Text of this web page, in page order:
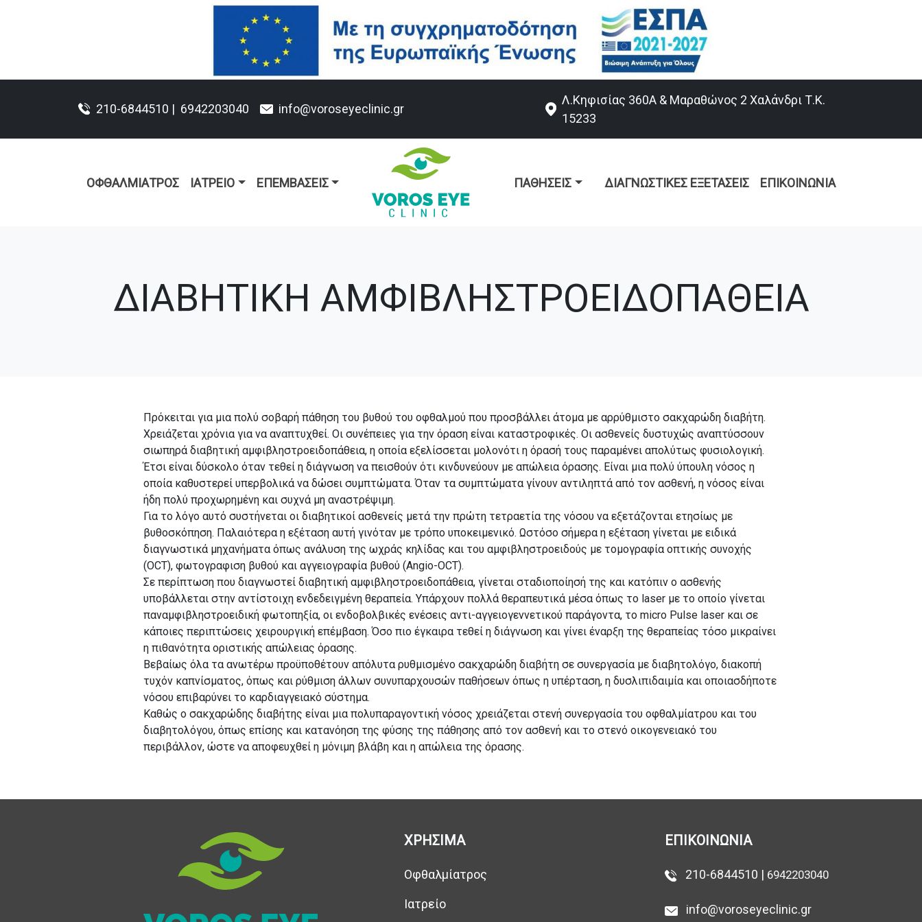
210-6844510 | 6942203040 info@voroseyeclinic.gr
Λ.Κηφισίας 360Α & Μαραθώνος 2 Χαλάνδρι Τ.Κ.
15233
ΟΦΘΑΛΜΊΑΤΡΟΣ ΙΑΤΡΕΊΟ ΕΠΕΜΒΆΣΕΙΣ ΠΑΘΉΣΕΙΣ ΔΙΑΓΝΩΣΤΙΚΈΣ ΕΞΕΤΆΣΕΙΣ ΕΠΙΚΟΙΝΩΝΊΑ
ΔΙΑΒΗΤΙΚΗ ΑΜΦΙΒΛΗΣΤΡΟΕΙΔΟΠΑΘΕΙΑ
Πρόκειται για μια πολύ σοβαρή πάθηση του βυθού του οφθαλμού που προσβάλλει άτομα με αρρύθμιστο σακχαρώδη διαβήτη.
Χρειάζεται χρόνια για να αναπτυχθεί. Οι συνέπειες για την όραση είναι καταστροφικές. Οι ασθενείς δυστυχώς αναπτύσσουν
σιωπηρά διαβητική αμφιβληστροειδοπάθεια, η οποία εξελίσσεται μολονότι η όρασή τους παραμένει απολύτως φυσιολογική.
Έτσι είναι δύσκολο όταν τεθεί η διάγνωση να πεισθούν ότι κινδυνεύουν με απώλεια όρασης. Είναι μια πολύ ύπουλη νόσος η
οποία καθυστερεί υπερβολικά να δώσει συμπτώματα. Όταν τα συμπτώματα γίνουν αντιληπτά από τον ασθενή, η νόσος είναι
ήδη πολύ προχωρημένη και συχνά μη αναστρέψιμη.
Για το λόγο αυτό συστήνεται οι διαβητικοί ασθενείς μετά την πρώτη τετραετία της νόσου να εξετάζονται ετησίως με
βυθοσκόπηση. Παλαιότερα η εξέταση αυτή γινόταν με τρόπο υποκειμενικό. Ωστόσο σήμερα η εξέταση γίνεται με ειδικά
διαγνωστικά μηχανήματα όπως ανάλυση της ωχράς κηλίδας και του αμφιβληστροειδούς με τομογραφία οπτικής συνοχής
(OCT), φωτογραφιση βυθού και αγγειογραφία βυθού (Angio-OCT).
Σε περίπτωση που διαγνωστεί διαβητική αμφιβληστροειδοπάθεια, γίνεται σταδιοποίησή της και κατόπιν ο ασθενής
υποβάλλεται στην αντίστοιχη ενδεδειγμένη θεραπεία. Υπάρχουν πολλά θεραπευτικά μέσα όπως το laser με το οποίο γίνεται
παναμφιβληστροειδική φωτοπηξία, οι ενδοβολβικές ενέσεις αντι-αγγειογεννετικού παράγοντα, το micro Pulse laser και σε
κάποιες περιπτώσεις χειρουργική επέμβαση. Όσο πιο έγκαιρα τεθεί η διάγνωση και γίνει έναρξη της θεραπείας τόσο μικραίνει
η πιθανότητα οριστικής απώλειας όρασης.
Βεβαίως όλα τα ανωτέρω προϋποθέτουν απόλυτα ρυθμισμένο σακχαρώδη διαβήτη σε συνεργασία με διαβητολόγο, διακοπή
τυχόν καπνίσματος, όπως και ρύθμιση άλλων συνυπαρχουσών παθήσεων όπως η υπέρταση, η δυσλιπιδαιμία και οποιασδήποτε
νόσου επιβαρύνει το καρδιαγγειακό σύστημα.
Καθώς ο σακχαρώδης διαβήτης είναι μια πολυπαραγοντική νόσος χρειάζεται στενή συνεργασία του οφθαλμίατρου και του
διαβητολόγου, όπως επίσης και κατανόηση της φύσης της πάθησης από τον ασθενή και το στενό οικογενειακό του
περιβάλλον, ώστε να αποφευχθεί η μόνιμη βλάβη και η απώλεια της όρασης.
ΧΡΗΣΙΜΑ
Οφθαλμίατρος
Ιατρείο
ΕΠΙΚΟΙΝΩΝΙΑ
210-6844510 | 6942203040
info@voroseyeclinic.gr